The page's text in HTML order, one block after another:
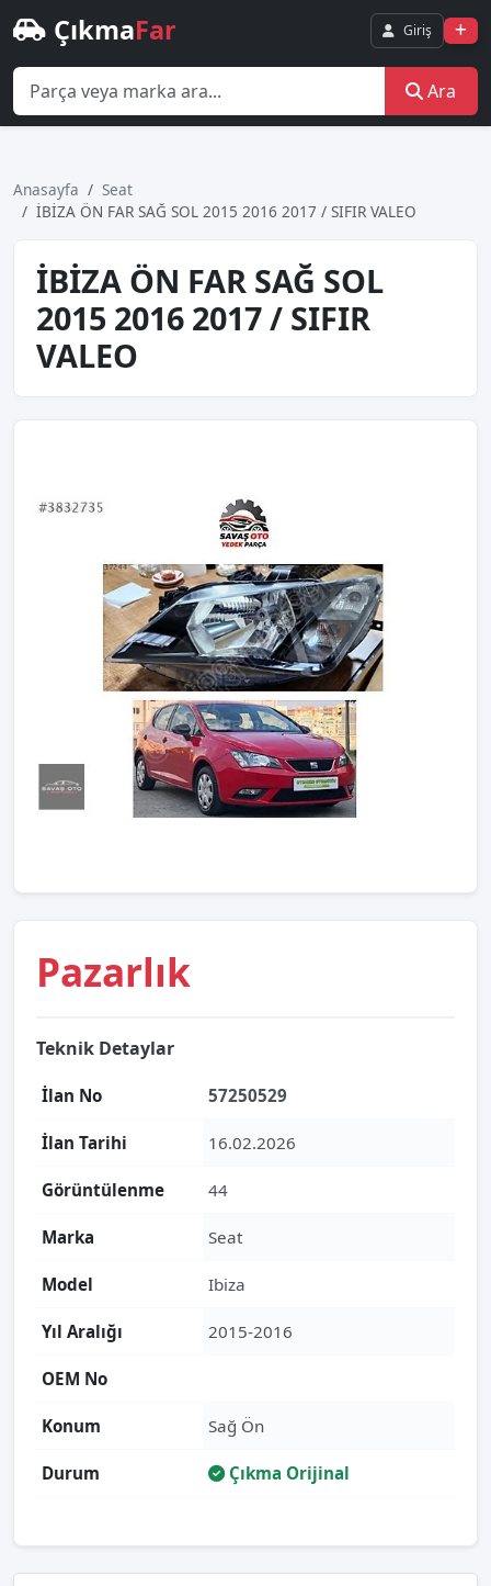
ÇıkmaFar Giriş
Ara
Anasayfa
Seat
İBİZA ÖN FAR SAĞ SOL 2015 2016 2017 / SIFIR VALEO
İBİZA ÖN FAR SAĞ SOL
2015 2016 2017 / SIFIR
VALEO
Pazarlık
Teknik Detaylar
İlan No 57250529
İlan Tarihi 16.02.2026
Görüntülenme 44
Marka Seat
Model Ibiza
Yıl Aralığı 2015-2016
OEM No
Konum Sağ Ön
Durum Çıkma Orijinal